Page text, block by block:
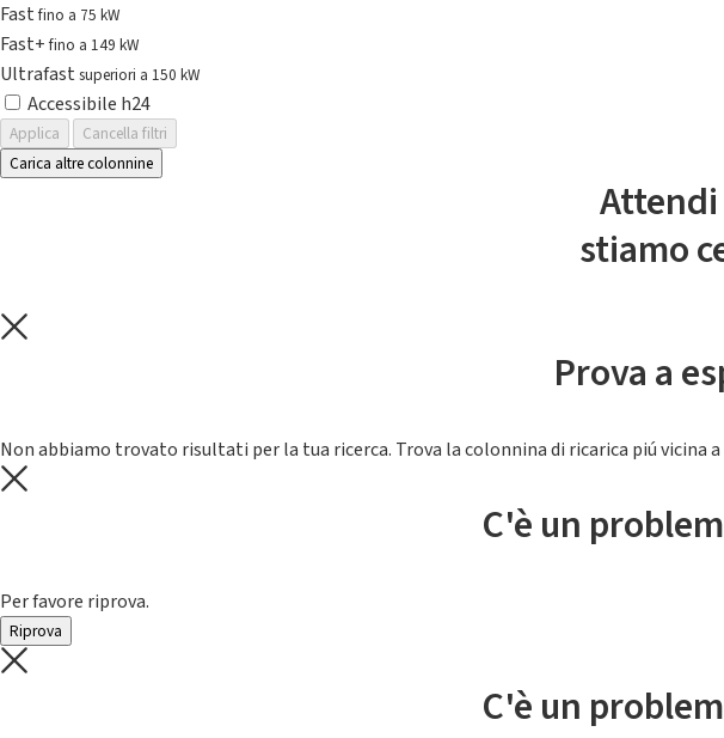
Fastfino a 75 kW
Fast+fino a 149 kW
Ultrafast superiori a 150 kW
Accessibile h24
Applica
Cancella filtri
Carica altre colonnine
stiamo
Prova a
Non abbiamo trovato risultati per la tua ricerca. Trova la colonnina di ricarica piú vicina
C'è un
Per favore riprova.
Riprova
C'è un